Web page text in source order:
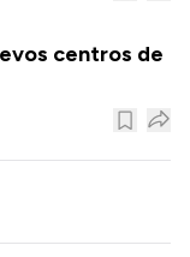
centros de